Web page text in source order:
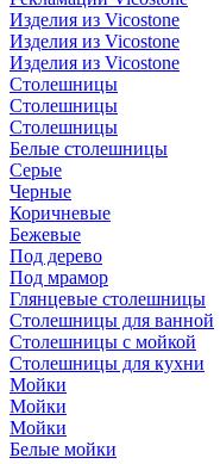
Изделия из Vicostone
Изделия из Vicostone
Изделия из Vicostone
Столешницы
Столешницы
Столешницы
Белые столешницы
Серые
Черные
Коричневые
Бежевые
Под дерево
Под мрамор
Глянцевые столешницы
Столешницы для ванной
Столешницы с мойкой
Столешницы для кухни
Мойки
Мойки
Мойки
Белые мойки